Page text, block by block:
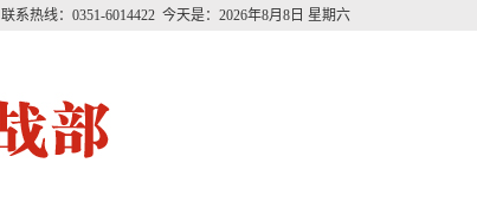
联系热线：0351-6014422 今天是： 2026年8月8日 星期六